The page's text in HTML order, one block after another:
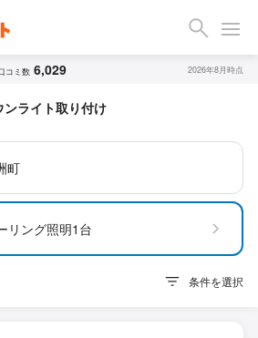
コミ数 6,029 2026年8月時点
ライト取り付け
町
リング照明1台
条件を選択